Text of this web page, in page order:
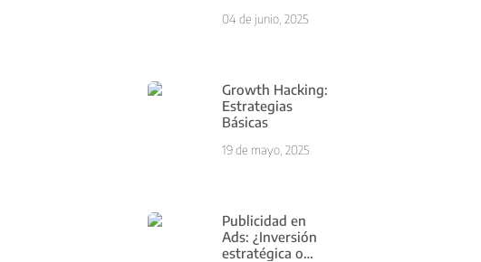
Digital
04 de junio, 2025
Growth Hacking:
Estrategias
Básicas
19 de mayo, 2025
Publicidad en
Ads: ¿Inversión
estratégica o